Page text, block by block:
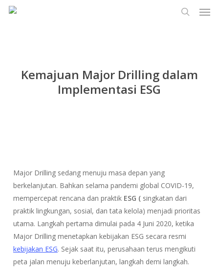
Lewati
Kemajuan Major Drilling dalam
Implementasi ESG
Major Drilling sedang menuju masa depan yang
berkelanjutan. Bahkan selama pandemi global COVID-19,
mempercepat rencana dan praktik ESG ( singkatan dari
praktik lingkungan, sosial, dan tata kelola) menjadi prioritas
utama. Langkah pertama dimulai pada 4 Juni 2020, ketika
Major Drilling menetapkan kebijakan ESG secara resmi
kebijakan ESG. Sejak saat itu, perusahaan terus mengikuti
peta jalan menuju keberlanjutan, langkah demi langkah.